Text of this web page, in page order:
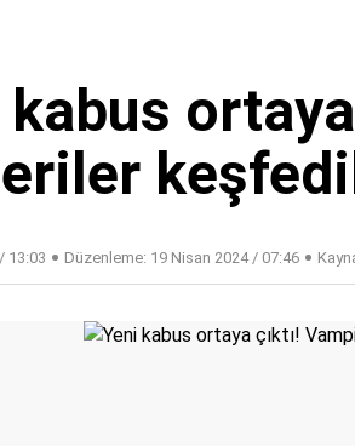
13:03 Düzenleme: 19 Nisan 2024 / 07:46